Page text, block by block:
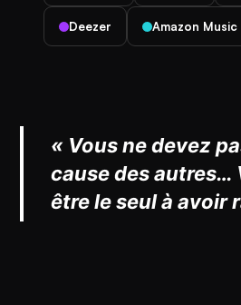
Deezer Amazon Music
« Vous ne devez
cause des autres…
être le seul à avoir